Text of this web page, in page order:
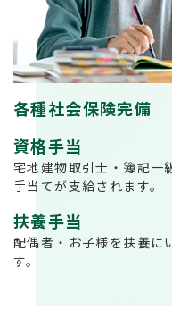
各種社会保険完備
資格手当
宅地建物取引士・簿記一
手当てが支給されます。
扶養手当
配偶者・お子様を扶養に
す。